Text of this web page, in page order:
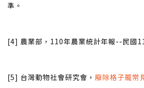
準。
[4] 農業部，110年農業統計年報--民國
[5] 台灣動物社會研究會， 廢除格子籠常